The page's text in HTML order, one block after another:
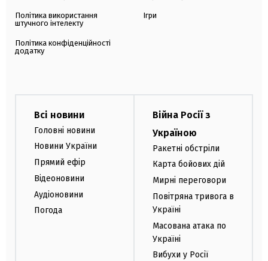
Політика використання
штучного інтелекту
Політика конфіденційності
додатку
Ігри
Всі новини
Головні новини
Новини України
Прямий ефір
Відеоновини
Аудіоновини
Погода
Війна Росії з
Україною
Ракетні обстріли
Карта бойових дій
Мирні переговори
Повітряна тривога в
Україні
Масована атака по
Україні
Вибухи у Росії